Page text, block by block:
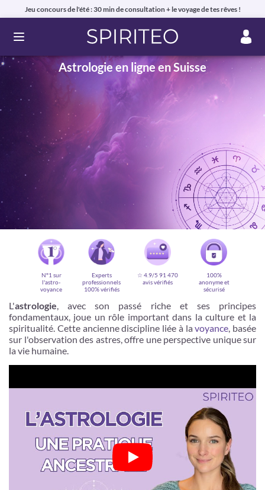
Jeu concours de l'été : 30 min de consultation + le voyage de tes rêves !
Ouvrir le menu
Astrologie en ligne en Suisse
Voyance privée en ligne par téléphone, chat ou mail
99% de clients satisfaits, avis authentiques !
Je m'inscris
N°1 sur
l'astro-
voyance
Experts
professionnels
100% vérifiés
☆ 4.9/5 91 470
avis vérifiés
100%
anonyme et
sécurisé
L'astrologie, avec son passé riche et ses principes
fondamentaux, joue un rôle important dans la culture et la
spiritualité. Cette ancienne discipline liée à lavoyance, basée
sur l'observation des astres, offre une perspective unique sur
la vie humaine.